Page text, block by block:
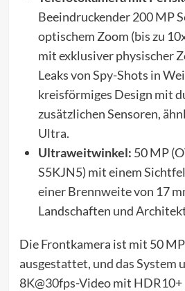
Beeindruckender 200 MP
optischem Zoom (bis zu
mit exklusiver physischer
Leaks von Spy-Shots in
kreisförmiges Design mit
zusätzlichen Sensoren,
Ultra.
Ultraweitwinkel: 50 MP
S5KJN5) mit einem
einer Brennweite von 17
Landschaften und
Die Frontkamera ist mit 50
ausgestattet, und das System
8K@30fps-Video mit